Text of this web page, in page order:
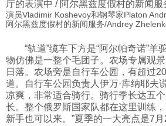
演员Vladimir Koshevoy和钢琴家Platon
阿尔黑兹度假村的新闻服务/Andrey
“轨道”缆车下方是“阿尔帕奇诺”羊
物仿佛是一整个毛团子。农场专属观
日落。农场旁是自行车公园，有超过
道。自行车公园负责人伊万·库纳耶夫
凉爽，非常适合骑行。骑行季长达五
长。整个俄罗斯国家队都在这里训练
新手也可以来。”夏季的一大亮点是7